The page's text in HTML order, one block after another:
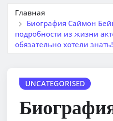
Главная
Биография Саймон
подробности из жизни
обязательно хотели знать!
UNCATEGORISED